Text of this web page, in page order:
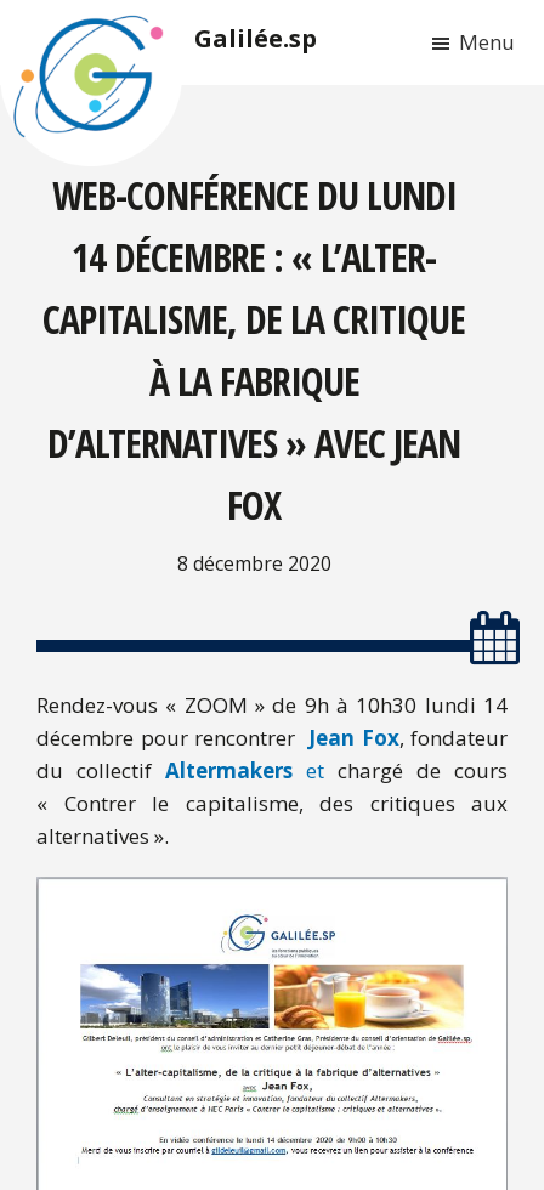
contenu
principal
pied
de
page
Galilée.sp Menu
WEB-CONFÉRENCE DU LUNDI
14 DÉCEMBRE : « L’ALTER-
CAPITALISME, DE LA CRITIQUE
À LA FABRIQUE
D’ALTERNATIVES » AVEC JEAN
FOX
8 décembre 2020
Rendez-vous « ZOOM » de 9h à 10h30 lundi 14
décembre pour rencontrer Jean Fox, fondateur
du collectif Altermakers et chargé de cours
« Contrer le capitalisme, des critiques aux
alternatives ».